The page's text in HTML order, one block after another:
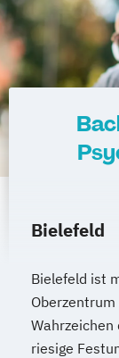
Bielefeld
Bielefeld ist
riesige